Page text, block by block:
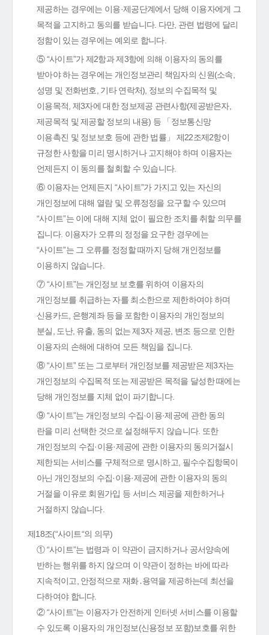
제공하는 경우에는 이용·제공단계에서 당해 이용자에게 그
목적을 고지하고 동의를 받습니다. 다만, 관련 법령에 달리
정함이 있는 경우에는 예외로 합니다.
⑤ “사이트”가 제2항과 제3항에 의해 이용자의 동의를
받아야 하는 경우에는 개인정보관리 책임자의 신원(소속,
성명 및 전화번호, 기타 연락처), 정보의 수집목적 및
이용목적, 제3자에 대한 정보제공 관련사항(제공받은자,
제공목적 및 제공할 정보의 내용) 등 「정보통신망
이용촉진 및 정보보호 등에 관한 법률」 제22조제2항이
규정한 사항을 미리 명시하거나 고지해야 하며 이용자는
언제든지 이 동의를 철회할 수 있습니다.
⑥ 이용자는 언제든지 “사이트”가 가지고 있는 자신의
개인정보에 대해 열람 및 오류정정을 요구할 수 있으며
“사이트”는 이에 대해 지체 없이 필요한 조치를 취할 의무를
집니다. 이용자가 오류의 정정을 요구한 경우에는
“사이트”는 그 오류를 정정할 때까지 당해 개인정보를
이용하지 않습니다.
⑦ “사이트”는 개인정보 보호를 위하여 이용자의
개인정보를 취급하는 자를 최소한으로 제한하여야 하며
신용카드, 은행계좌 등을 포함한 이용자의 개인정보의
분실, 도난, 유출, 동의 없는 제3자 제공, 변조 등으로 인한
이용자의 손해에 대하여 모든 책임을 집니다.
⑧ “사이트” 또는 그로부터 개인정보를 제공받은 제3자는
개인정보의 수집목적 또는 제공받은 목적을 달성한 때에는
당해 개인정보를 지체 없이 파기합니다.
⑨ “사이트”는 개인정보의 수집·이용·제공에 관한 동의
란을 미리 선택한 것으로 설정해두지 않습니다. 또한
개인정보의 수집·이용·제공에 관한 이용자의 동의거절시
제한되는 서비스를 구체적으로 명시하고, 필수수집항목이
아닌 개인정보의 수집·이용·제공에 관한 이용자의 동의
거절을 이유로 회원가입 등 서비스 제공을 제한하거나
거절하지 않습니다.
제18조(“사이트“의 의무)
① “사이트”는 법령과 이 약관이 금지하거나 공서양속에
반하는 행위를 하지 않으며 이 약관이 정하는 바에 따라
지속적이고, 안정적으로 재화․용역을 제공하는데 최선을
다하여야 합니다.
② “사이트”는 이용자가 안전하게 인터넷 서비스를 이용할
수 있도록 이용자의 개인정보(신용정보 포함)보호를 위한